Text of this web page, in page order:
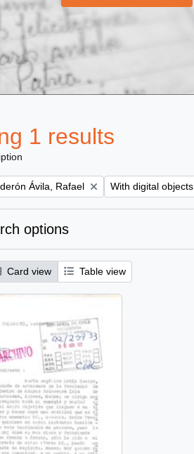
1 results
filter:
Ávila, Rafael Remove filter:
With digital objects
options
Card view Table view